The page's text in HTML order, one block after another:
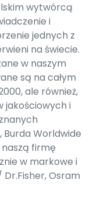
wytwórcą
i
jednych z
na świecie.
w naszym
są na całym
ale również,
jakościowych i
Burda Worldwide
firmę
w markowe i
Dr.Fisher, Osram